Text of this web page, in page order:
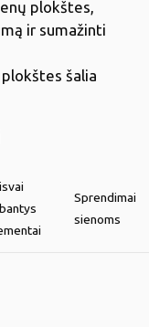
plokštes,
ir sumažinti
šalia
Sprendimai
sienoms